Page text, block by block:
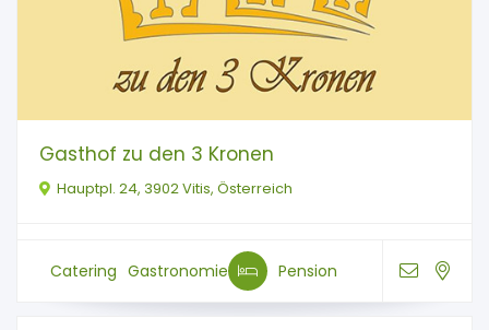
Gasthof zu den 3 Kronen
Hauptpl. 24, 3902 Vitis, Österreich
Catering Gastronomie Pension